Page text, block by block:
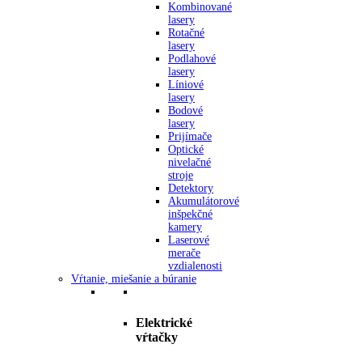
Kombinované
lasery
Rotačné
lasery
Podlahové
lasery
Líniové
lasery
Bodové
lasery
Prijímače
Optické
nivelačné
stroje
Detektory
Akumulátorové
inšpekčné
kamery
Laserové
merače
vzdialenosti
Vŕtanie, miešanie a búranie
Elektrické
vŕtačky